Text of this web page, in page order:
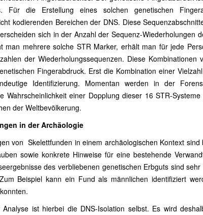
Für die Erstellung eines solchen genetischen
kodierenden Bereichen der DNS. Diese
sich in der Anzahl der Sequenz-Wiederholungen
man mehrere solche STR Marker, erhält man für jede
der Wiederholungssequenzen. Diese
Fingerabdruck. Erst die Kombination einer
Identifizierung. Momentan werden in der
Wahrscheinlichkeit einer Dopplung dieser 16 STR-
der Weltbevölkerung.
in der Archäologie
von Skelettfunden in einem archäologischen Kontext
sowie konkrete Hinweise für eine bestehende
des verbliebenen genetischen Erbguts sind
Beispiel kann ein Fund als männlichen identifiziert
ist hierbei die DNS-Isolation selbst. Es wird